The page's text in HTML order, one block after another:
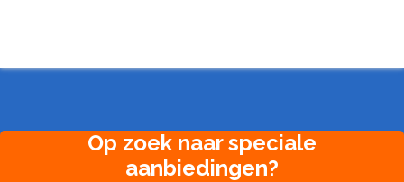
Op zoek naar speciale
aanbiedingen?